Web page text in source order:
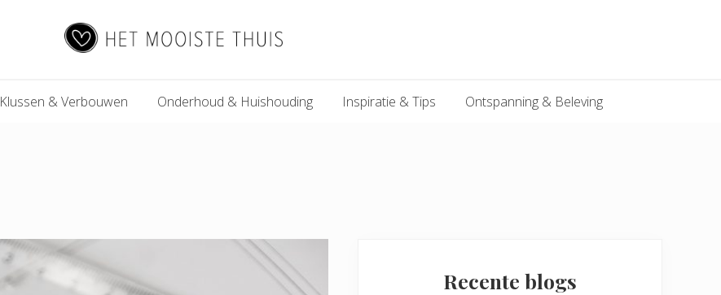
Mooiste
Klussen & Verbouwen Onderhoud & Huishouding Inspiratie & Tips Ontspanning & Beleving
Recente blogs